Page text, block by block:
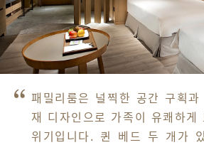
패밀리룸은 널찍한 공간 구획
재 디자인으로 가족이 유쾌하게
위기입니다. 퀸 베드 두 개가